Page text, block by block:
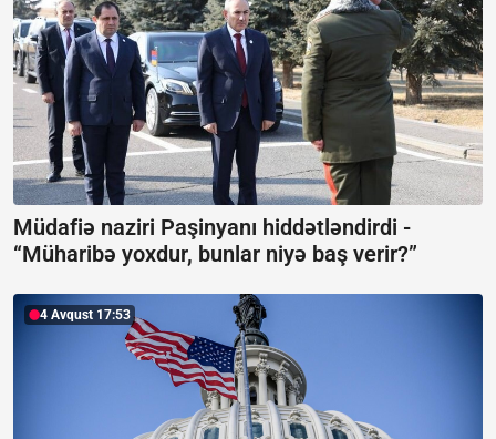
Müdafiə naziri Paşinyanı hiddətləndirdi -
“Müharibə yoxdur, bunlar niyə baş verir?”
4 Avqust 17:53